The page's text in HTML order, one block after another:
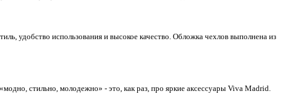
удобство использования и высокое качество. Обложка чехлов выполнена из
стильно, молодежно» - это, как раз, про яркие аксессуары Viva Madrid.